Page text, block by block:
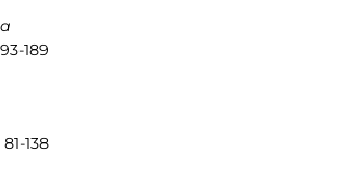
189
138